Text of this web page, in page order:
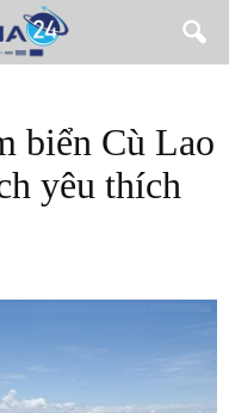
biển Cù Lao
yêu thích